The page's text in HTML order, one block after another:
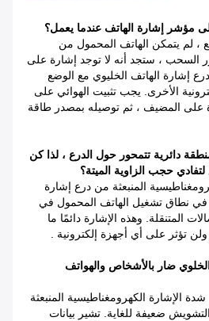
مؤشر إشارة الهاتف عندما يعمل؟
، لم يتمكن الهاتف المحمول من
السحب ، ستجد أنه لا توجد إشارة على
إشارة الهاتف الخليوي مع الوضع
الأخرى. يجب تثبيت الهوائي على
على المضيف ، ثم توصيله بمصدر طاقة
دائرية تتمحور حول الدرع ، لذا كن
حجب الزاوية الميتة؟
المنبعثة من درع إشارة
في نطاق تشغيل الهاتف المحمول في
المتنقلة. وهذه الإشارة دائمًا ما
تؤثر على أي أجهزة إلكترونية .
ضار بالأشخاص والهواتف
الإشارة الكهرومغناطيسية المنبعثة
ضعيفة للغاية. تشير بيانات